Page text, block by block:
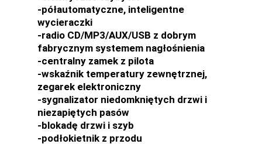
-półautomatyczne, inteligentne
wycieraczki
-radio CD/MP3/AUX/USB z dobrym
fabrycznym systemem nagłośnienia
-centralny zamek z pilota
-wskaźnik temperatury zewnętrznej,
zegarek elektroniczny
-sygnalizator niedomkniętych drzwi i
niezapiętych pasów
-blokadę drzwi i szyb
-podłokietnik z przodu